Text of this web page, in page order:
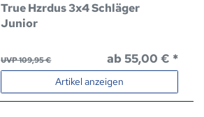
True Hzrdus 3x4 Schläger
Junior
UVP 109,95 € ab 55,00 € *
Artikel anzeigen